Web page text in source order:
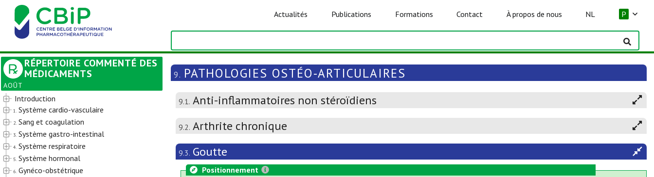
Actualités Publications Formations Contact À propos de nous NL P
RÉPERTOIRE COMMENTÉ DES
MÉDICAMENTS
AOÛT
Introduction
1. Système cardio-vasculaire
2. Sang et coagulation
3. Système gastro-intestinal
4. Système respiratoire
5. Système hormonal
6. Gynéco-obstétrique
9. PATHOLOGIES OSTÉO-ARTICULAIRES
9.1. Anti-inflammatoires non stéroïdiens
9.2. Arthrite chronique
9.3. Goutte
Positionnement